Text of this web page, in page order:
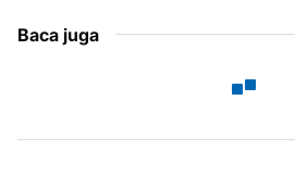
Baca juga